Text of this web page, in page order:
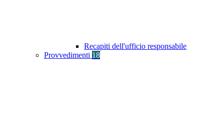
Recapiti dell'ufficio responsabile
Provvedimenti 18